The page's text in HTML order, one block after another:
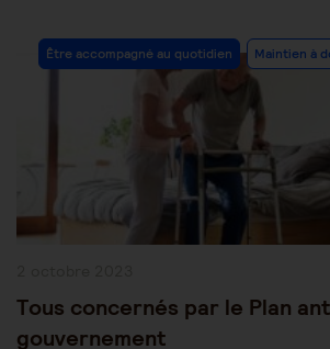
Post
Category:
Être accompagné au quotidien Maintien à
Tous concernés par le Plan
gouvernement